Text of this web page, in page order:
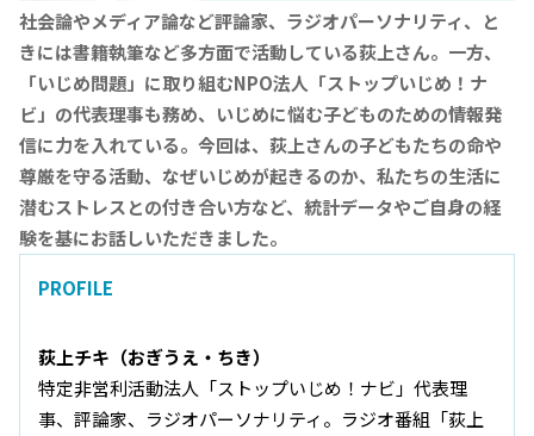
社会論やメディア論など評論家、ラジオパーソナリティ、と
きには書籍執筆など多方面で活動している荻上さん。一方、
「いじめ問題」に取り組むNPO法人「ストップいじめ！ナ
ビ」の代表理事も務め、いじめに悩む子どものための情報発
信に力を入れている。今回は、荻上さんの子どもたちの命や
尊厳を守る活動、なぜいじめが起きるのか、私たちの生活に
潜むストレスとの付き合い方など、統計データやご自身の経
験を基にお話しいただきました。
PROFILE
荻上チキ（おぎうえ・ちき）
特定非営利活動法人「ストップいじめ！ナビ」代表理
事、評論家、ラジオパーソナリティ。ラジオ番組「荻上